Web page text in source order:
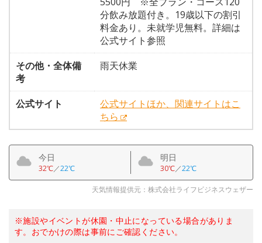
分飲み放題付き。19歳以下の割引
料金あり。未就学児無料。詳細は
公式サイト参照
その他・全体備
考
雨天休業
公式サイト
公式サイトほか、関連サイトはこ
ちら
今日
32℃／22℃
明日
30℃／22℃
天気情報提供元：株式会社ライフビジネスウェザー
※施設やイベントが休園・中止になっている場合がありま
す。おでかけの際は事前にご確認ください。